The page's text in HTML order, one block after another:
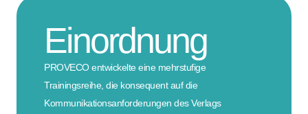
Einordnung
PROVECO entwickelte eine mehrstufige
Trainingsreihe, die konsequent auf die
Kommunikationsanforderungen des Verlags